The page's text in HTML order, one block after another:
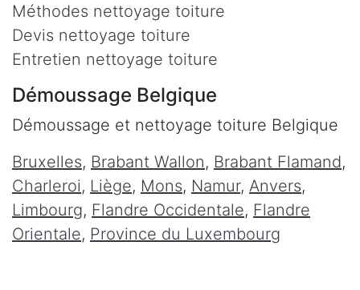
Méthodes nettoyage toiture
Devis nettoyage toiture
Entretien nettoyage toiture
Démoussage Belgique
Démoussage et nettoyage toiture Belgique
Bruxelles, Brabant Wallon, Brabant Flamand,
Charleroi, Liège, Mons, Namur, Anvers,
Limbourg, Flandre Occidentale, Flandre
Orientale, Province du Luxembourg